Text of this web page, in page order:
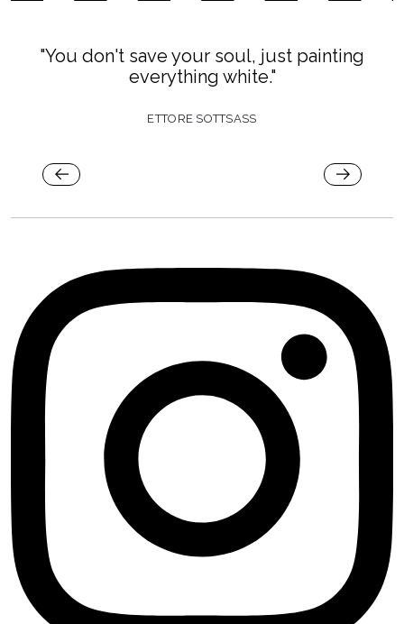
save your soul, just painting
everything white."
"I don't want